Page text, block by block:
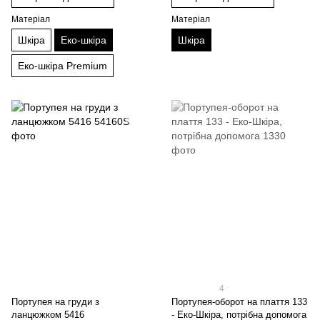
Матеріал
Шкіра Еко-шкіра
Еко-шкіра Premium
Матеріал
Шкіра
Портупея на груди з
ланцюжком 5416
4
Портупея-оборот на плаття 133
- Еко-Шкіра, потрібна допомога